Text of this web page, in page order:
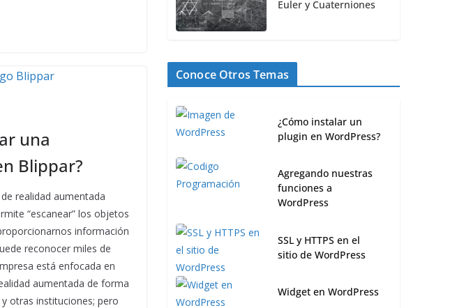
una
Blippar?
realidad aumentada
“escanear” los objetos
información
reconocer miles de
está enfocada en
aumentada de forma
otras instituciones; pero
Euler y Cuaterniones
Conoce Otros Temas
¿Cómo instalar un
plugin en WordPress?
Agregando nuestras
funciones a
WordPress
SSL y HTTPS en el
sitio de WordPress
Widget en WordPress